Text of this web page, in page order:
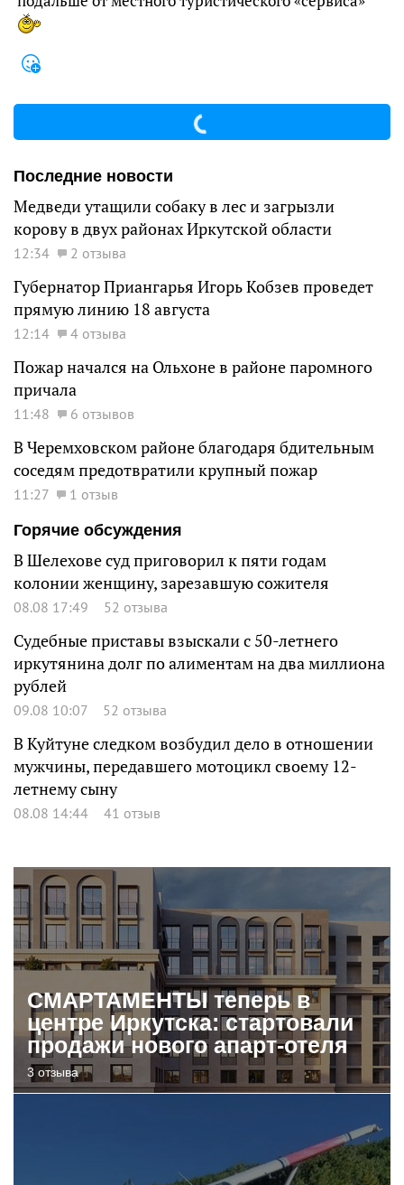
Последние новости
Медведи утащили собаку в лес и загрызли
корову в двух районах Иркутской области
12:34 2 отзыва
Губернатор Приангарья Игорь Кобзев проведет
прямую линию 18 августа
12:14 4 отзыва
Пожар начался на Ольхоне в районе паромного
причала
11:48 6 отзывов
В Черемховском районе благодаря бдительным
соседям предотвратили крупный пожар
11:27
1 отзыв
Горячие обсуждения
В Шелехове суд приговорил к пяти годам
колонии женщину, зарезавшую сожителя
08.08 17:49 52 отзыва
Судебные приставы взыскали с 50-летнего
иркутянина долг по алиментам на два миллиона
рублей
09.08 10:07 52 отзыва
В Куйтуне следком возбудил дело в отношении
мужчины, передавшего мотоцикл своему 12-
летнему сыну
08.08 14:44 41 отзыв
СМАРТАМЕНТЫ теперь в
центре Иркутска: стартовали
продажи нового апарт-отеля
3 отзыва